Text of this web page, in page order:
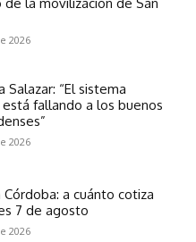
2026
Salazar: “El sistema
fallando a los buenos
2026
Córdoba: a cuánto cotiza
7 de agosto
2026